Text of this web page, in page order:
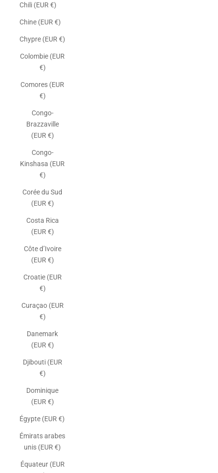
Chili (EUR €)
Chine (EUR €)
Chypre (EUR €)
Colombie (EUR
€)
Comores (EUR
€)
Congo-
Brazzaville
(EUR €)
Congo-
Kinshasa (EUR
€)
Corée du Sud
(EUR €)
Costa Rica
(EUR €)
Côte d’Ivoire
(EUR €)
Croatie (EUR
€)
Curaçao (EUR
€)
Danemark
(EUR €)
Djibouti (EUR
€)
Dominique
(EUR €)
Égypte (EUR €)
Émirats arabes
unis (EUR €)
Équateur (EUR